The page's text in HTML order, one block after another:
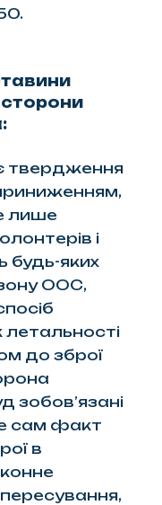
твердження
лише
і
будь-яких
зону ООС,
до зброї
зобов’язані
сам факт
в